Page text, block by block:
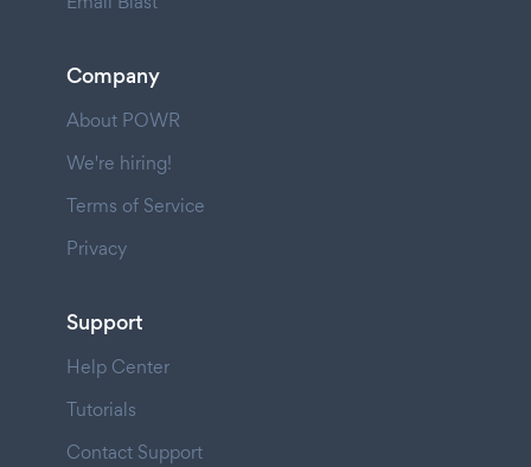
Company
About POWR
We're hiring!
Terms of Service
Privacy
Support
Help Center
Tutorials
Contact Support